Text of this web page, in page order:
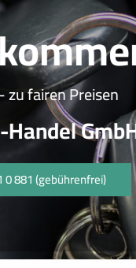
fairen Preisen
0 881 (gebührenfrei)